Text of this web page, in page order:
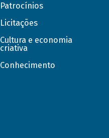
Patrocínios
Licitações
Cultura e economia
criativa
Conhecimento